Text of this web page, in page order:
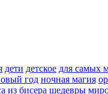
дети детское для самых
год ночная магия
из бисера шедевры